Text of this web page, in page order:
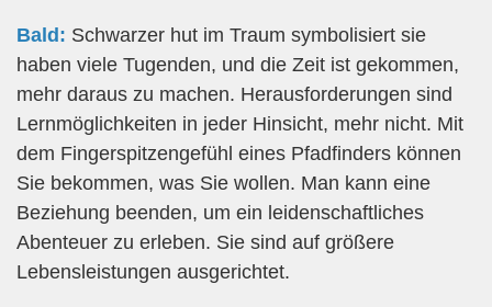
Bald: Schwarzer hut im Traum symbolisiert sie
haben viele Tugenden, und die Zeit ist gekommen,
mehr daraus zu machen. Herausforderungen sind
Lernmöglichkeiten in jeder Hinsicht, mehr nicht. Mit
dem Fingerspitzengefühl eines Pfadfinders können
Sie bekommen, was Sie wollen. Man kann eine
Beziehung beenden, um ein leidenschaftliches
Abenteuer zu erleben. Sie sind auf größere
Lebensleistungen ausgerichtet.